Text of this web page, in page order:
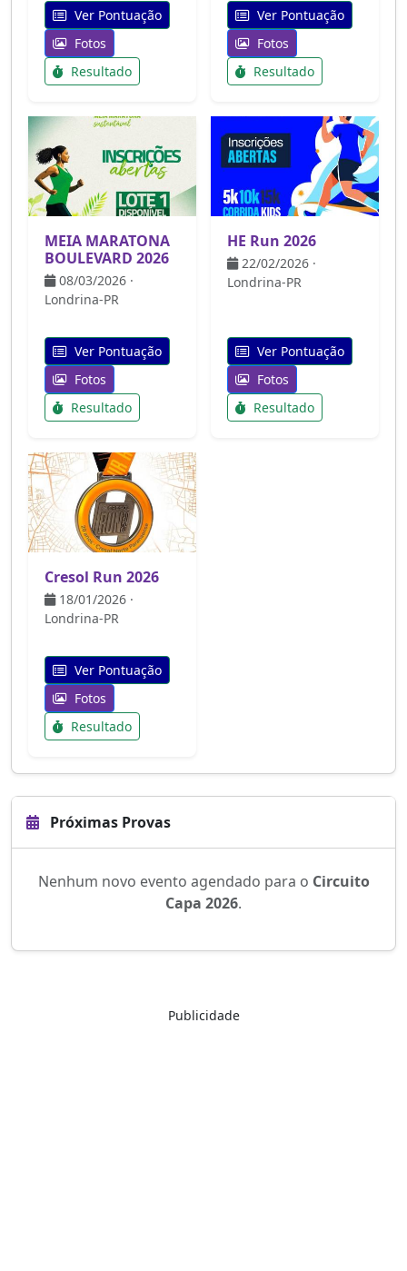
Ver Pontuação
Fotos
Resultado
Ver Pontuação
Fotos
Resultado
MEIA MARATONA
BOULEVARD 2026
08/03/2026 ·
Londrina-PR
Ver Pontuação
Fotos
Resultado
HE Run 2026
22/02/2026 ·
Londrina-PR
Ver Pontuação
Fotos
Resultado
Cresol Run 2026
18/01/2026 ·
Londrina-PR
Ver Pontuação
Fotos
Resultado
Próximas Provas
Nenhum novo evento agendado para o Circuito
Capa 2026.
Publicidade